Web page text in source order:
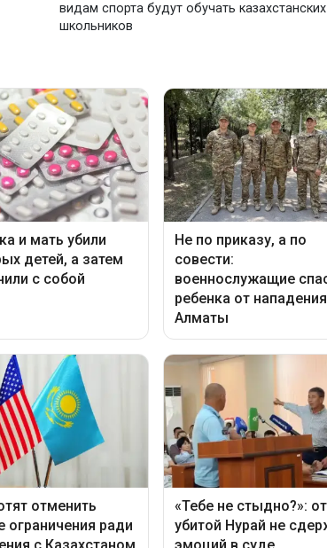
видам спорта будут обучать казахстанских
школьников